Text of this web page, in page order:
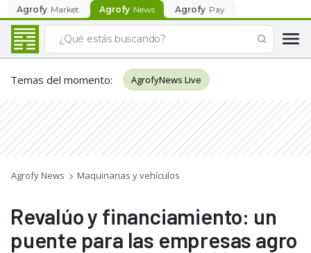
Agrofy Market Agrofy News Agrofy Pay
Temas del momento: AgrofyNews Live
Agrofy News Maquinarias y vehículos
Revalúo y financiamiento: un
puente para las empresas agro